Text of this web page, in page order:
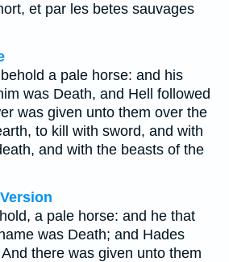
et par les betes sauvages
a pale horse: and his
was Death, and Hell followed
was given unto them over the
to kill with sword, and with
and with the beasts of the
a pale horse: and he that
was Death; and Hades
there was given unto them